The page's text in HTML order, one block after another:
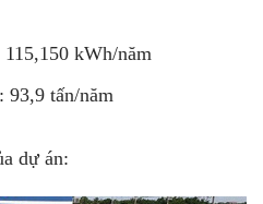
kWh/năm
tấn/năm
dự án: